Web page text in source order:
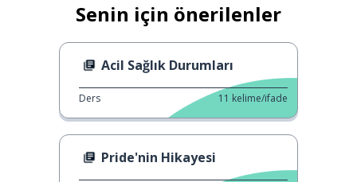
Senin için önerilenler
Acil Sağlık Durumları
Ders 11 kelime/ifade
Pride'nin Hikayesi